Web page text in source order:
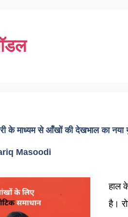
के माध्यम से आँखों की देखभाल का नया
Masoodi
हाल
है।